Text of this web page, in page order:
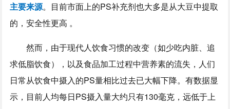
主要来源。目前市面上的PS补充剂也大多是从大豆中提取
的，安全性更高 。
然而，由于现代人饮食习惯的改变（如少吃内脏、追
求低脂饮食），以及食品加工过程中营养素的流失，人们
日常从饮食中摄入的PS量相比过去已大幅下降。有数据显
示，目前人均每日PS摄入量大约只有130毫克，远低于上